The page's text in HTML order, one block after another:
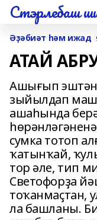
Стэрлебаш
Әҙәбиәт һәм ижад
АТАЙ
Ашығып
зыйылдап
ашаһында
сумка тотоп
ҡатынҡай,
тор әле, тип
Светофорҙа
тоҡанмаҫтан,
ла башланы.